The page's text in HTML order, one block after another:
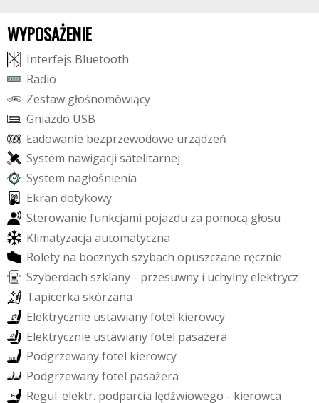
WYPOSAŻENIE
Interfejs Bluetooth
Radio
Zestaw głośnomówiący
Gniazdo USB
Ładowanie bezprzewodowe urządzeń
System nawigacji satelitarnej
System nagłośnienia
Ekran dotykowy
Sterowanie funkcjami pojazdu za pomocą głosu
Klimatyzacja automatyczna
Rolety na bocznych szybach opuszczane ręcznie
Szyberdach szklany - przesuwny i uchylnyelektrycz
Tapicerka skórzana
Elektrycznie ustawianyfotel kierowcy
Elektrycznie ustawianyfotel pasażera
Podgrzewanyfotel kierowcy
Podgrzewanyfotel pasażera
Regul. elektr. podparcia lędźwiowego - kierowca